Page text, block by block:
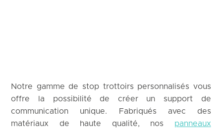
Notre gamme de stop trottoirs personnalisés vous
offre la possibilité de créer un support de
communication unique. Fabriqués avec des
matériaux de haute qualité, nos panneaux